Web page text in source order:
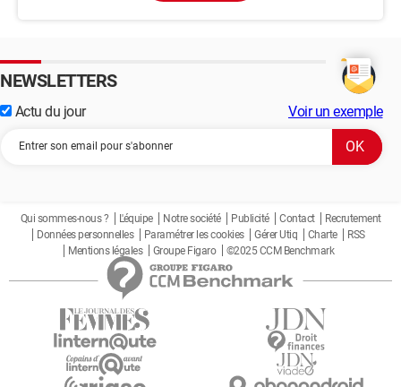
NEWSLETTERS
Actu du jour Voir un exemple
Qui sommes-nous ? L'équipe Notre société Publicité Contact
Recrutement
Données personnelles
Paramétrer les cookies Gérer Utiq Charte
RSS
Mentions légales
Groupe Figaro ©2025 CCM Benchmark